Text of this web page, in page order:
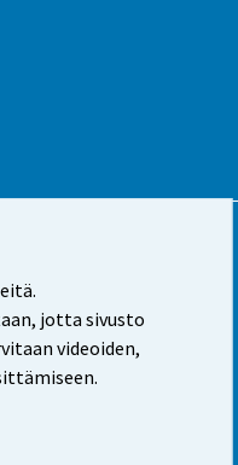
jotta sivusto
videoiden,